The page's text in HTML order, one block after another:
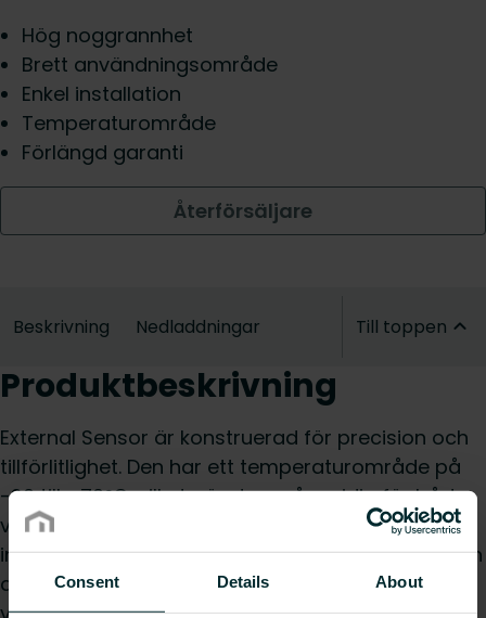
Consent Details About
Hög noggrannhet
Brett användningsområde
Enkel installation
Temperaturområde
Förlängd garanti
Återförsäljare
Beskrivning Nedladdningar Till toppen
Produktbeskrivning
External Sensor är konstruerad för precision och
tillförlitlighet. Den har ett temperaturområde på
-20 till +70°C, vilket gör den mångsidig för både
värme- och kylapplikationer. Oavsett om den
integreras i ett VVS-system eller används med en
digital termostat tillhandahåller denna sensor